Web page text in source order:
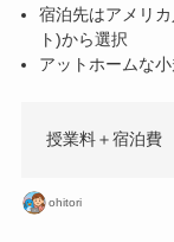
宿泊先はアメリ
ト)から選択
アットホームな
授業料＋宿泊費
ohitori